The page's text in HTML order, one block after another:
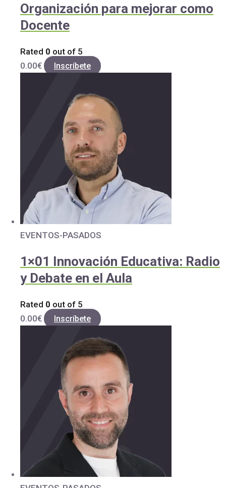
Organización para mejorar como
Docente
Rated 0 out of 5
0.00€ Inscríbete
EVENTOS-PASADOS
1×01 Innovación Educativa: Radio
y Debate en el Aula
Rated 0 out of 5
0.00€ Inscríbete